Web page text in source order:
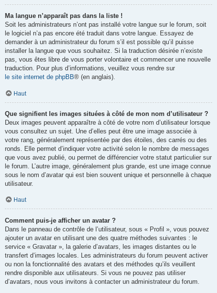
Ma langue n’apparaît pas dans la liste !
Soit les administrateurs n’ont pas installé votre langue sur le forum, soit
le logiciel n’a pas encore été traduit dans votre langue. Essayez de
demander à un administrateur du forum s’il est possible qu’il puisse
installer la langue que vous souhaitez. Si la traduction désirée n’existe
pas, vous êtes libre de vous porter volontaire et commencer une nouvelle
traduction. Pour plus d’informations, veuillez vous rendre sur
le site internet de phpBB® (en anglais).
Haut
Que signifient les images situées à côté de mon nom d’utilisateur ?
Deux images peuvent apparaître à côté de votre nom d’utilisateur lorsque
vous consultez un sujet. Une d’elles peut être une image associée à
votre rang, généralement représentée par des étoiles, des carrés ou des
ronds. Elle permet d’indiquer votre activité selon le nombre de messages
que vous avez publié, ou permet de différencier votre statut particulier sur
le forum. L’autre image, généralement plus grande, est une image connue
sous le nom d’avatar qui est bien souvent unique et personnelle à chaque
utilisateur.
Haut
Comment puis-je afficher un avatar ?
Dans le panneau de contrôle de l’utilisateur, sous « Profil », vous pouvez
ajouter un avatar en utilisant une des quatre méthodes suivantes : le
service « Gravatar », la galerie d’avatars, les images distantes ou le
transfert d’images locales. Les administrateurs du forum peuvent activer
ou non la fonctionnalité des avatars et des méthodes qu’ils veuillent
rendre disponible aux utilisateurs. Si vous ne pouvez pas utiliser
d’avatars, nous vous invitons à contacter un administrateur du forum.